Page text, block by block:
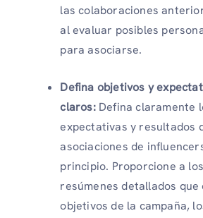
las colaboraciones
al evaluar posibles
para asociarse.
Defina objetivos y
claros: Defina claramente
expectativas y resultados
asociaciones de
principio. Proporcione a
resúmenes detallados que
objetivos de la campaña,